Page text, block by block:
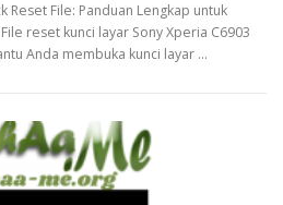
Reset File: Panduan Lengkap untuk
reset kunci layar Sony Xperia C6903
Anda membuka kunci layar …